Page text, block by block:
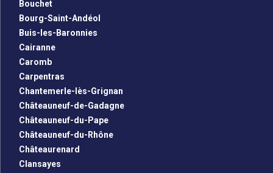
Bouchet
Bourg-Saint-Andéol
Buis-les-Baronnies
Cairanne
Caromb
Carpentras
Chantemerle-lès-Grignan
Châteauneuf-de-Gadagne
Châteauneuf-du-Pape
Châteauneuf-du-Rhône
Châteaurenard
Clansayes